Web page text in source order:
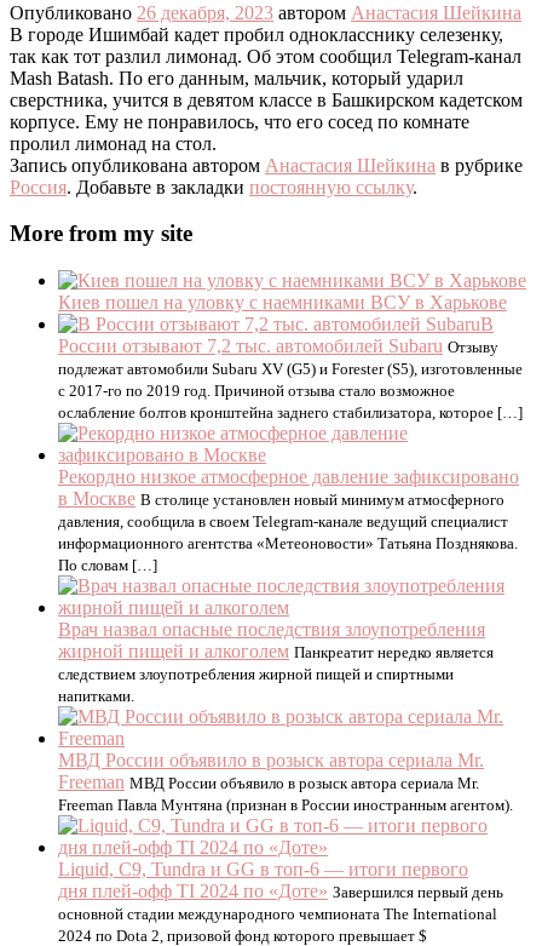
Опубликовано 26 декабря, 2023 автором Анастасия Шейкина
В городе Ишимбай кадет пробил однокласснику селезенку,
так как тот разлил лимонад. Об этом сообщил Telegram-канал
Mash Batash. По его данным, мальчик, который ударил
сверстника, учится в девятом классе в Башкирском кадетском
корпусе. Ему не понравилось, что его сосед по комнате
пролил лимонад на стол.
Запись опубликована автором Анастасия Шейкина в рубрике
Россия. Добавьте в закладки постоянную ссылку.
More from my site
Киев пошел на уловку с наемниками ВСУ в Харькове
В
России отзывают 7,2 тыс. автомобилей Subaru Отзыву
подлежат автомобили Subaru XV (G5) и Forester (S5), изготовленные
с 2017-го по 2019 год. Причиной отзыва стало возможное
ослабление болтов кронштейна заднего стабилизатора, которое […]
Рекордно низкое атмосферное давление зафиксировано
в Москве В столице установлен новый минимум атмосферного
давления, сообщила в своем Telegram-канале ведущий специалист
информационного агентства «Метеоновости» Татьяна Позднякова.
По словам […]
Врач назвал опасные последствия злоупотребления
жирной пищей и алкоголем Панкреатит нередко является
следствием злоупотребления жирной пищей и спиртными
напитками.
МВД России объявило в розыск автора сериала Mr.
Freeman МВД России объявило в розыск автора сериала Mr.
Freeman Павла Мунтяна (признан в России иностранным агентом).
Liquid, C9, Tundra и GG в топ-6 — итоги первого
дня плей-офф TI 2024 по «Доте» Завершился первый день
основной стадии международного чемпионата The International
2024 по Dota 2, призовой фонд которого превышает $